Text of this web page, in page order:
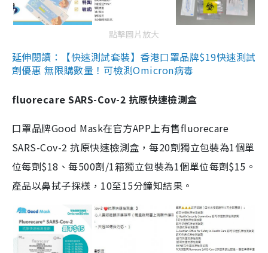
點擊圖片放大
延伸閱讀：【快速測試套裝】香港口罩品牌$19快速測試
劑優惠 無限購數量！可檢測Omicron病毒
fluorecare SARS-Cov-2 抗原快速檢測盒
口罩品牌Good Mask在官方APP上有售fluorecare
SARS-Cov-2 抗原快速檢測盒，每20劑獨立包裝為1個單
位每劑$18、每500劑/1箱獨立包裝為1個單位每劑$15。
產品以鼻拭子採樣，10至15分鐘知結果。